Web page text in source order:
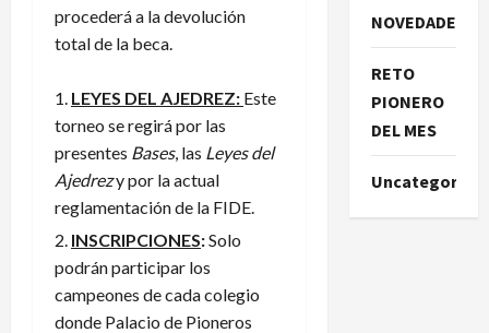
procederá a la devolución
total de la beca.
LEYES DEL AJEDREZ: Este
torneo se regirá por las
presentes Bases, las Leyes del
Ajedrezy por la actual
reglamentación de la FIDE.
INSCRIPCIONES:Solo
podrán participar los
campeones de cada colegio
donde Palacio de Pioneros
NOVEDADES
RETO
PIONERO
DEL MES
Uncategorized